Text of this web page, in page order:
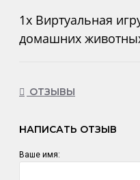
1x Виртуальная
домашних
ОТЗЫВЫ
НАПИСАТЬ ОТЗЫВ
Ваше имя: